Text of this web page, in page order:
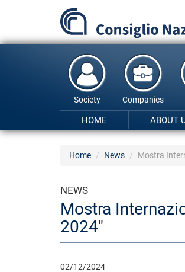
content
Society Companies
HOME ABOUT
Home News Mostra
NEWS
Mostra
2024"
02/12/2024